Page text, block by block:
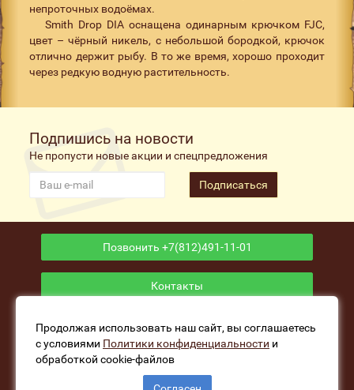
непроточных водоёмах.
Smith Drop DIA оснащена одинарным крючком FJC,
цвет – чёрный никель, с небольшой бородкой, крючок
отлично держит рыбу. В то же время, хорошо проходит
через редкую водную растительность.
Подпишись на новости
Не пропусти новые акции и спецпредложения
Подписаться
Позвонить +7(812)491-11-01
Контакты
Приложение
www.fishers-house.ru - Рыболовный магазин Избушка
Продолжая использовать наш сайт, вы соглашаетесь
с условиями Политики конфиденциальности и
обработкой cookie-файлов